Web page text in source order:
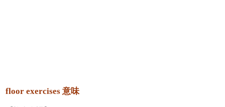
floor exercises 意味